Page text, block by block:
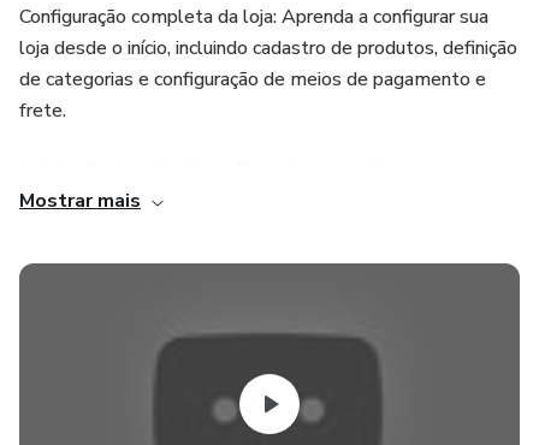
Configuração completa da loja: Aprenda a configurar sua
loja desde o início, incluindo cadastro de produtos, definição
de categorias e configuração de meios de pagamento e
frete.
aplicativos disponíveis na plataforma para aumentar suas
processos.
as ferramentas de marketing digital e vendas da Loja
Integrada para atrair mais clientes e aumentar seu
Mostrar mais